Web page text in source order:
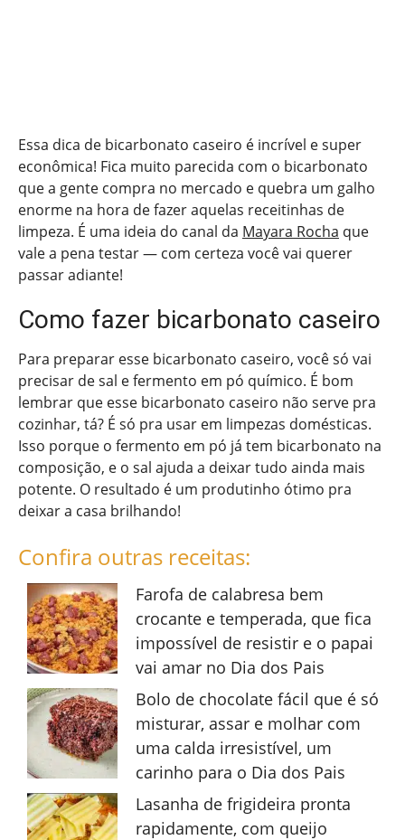
Essa dica de bicarbonato caseiro é incrível e super
econômica! Fica muito parecida com o bicarbonato
que a gente compra no mercado e quebra um galho
enorme na hora de fazer aquelas receitinhas de
limpeza. É uma ideia do canal da Mayara Rocha que
vale a pena testar — com certeza você vai querer
passar adiante!
Como fazer bicarbonato caseiro
Para preparar esse bicarbonato caseiro, você só vai
precisar de sal e fermento em pó químico. É bom
lembrar que esse bicarbonato caseiro não serve pra
cozinhar, tá? É só pra usar em limpezas domésticas.
Isso porque o fermento em pó já tem bicarbonato na
composição, e o sal ajuda a deixar tudo ainda mais
potente. O resultado é um produtinho ótimo pra
deixar a casa brilhando!
Confira outras receitas:
Farofa de calabresa bem
crocante e temperada, que fica
impossível de resistir e o papai
vai amar no Dia dos Pais
Bolo de chocolate fácil que é só
misturar, assar e molhar com
uma calda irresistível, um
carinho para o Dia dos Pais
Lasanha de frigideira pronta
rapidamente, com queijo